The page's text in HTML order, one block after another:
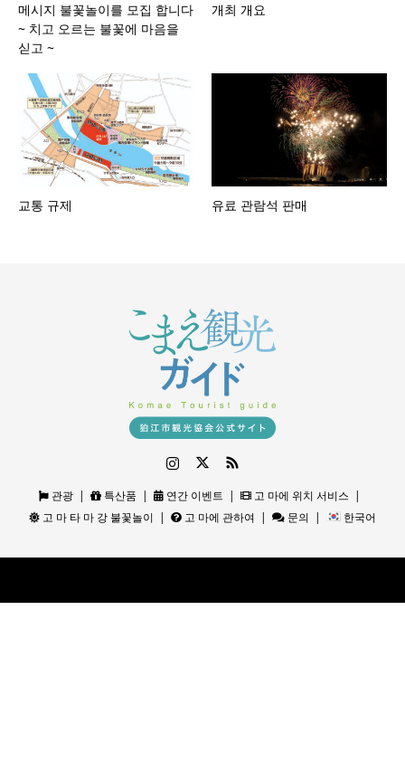
메시지 불꽃놀이를 모집 합니다
~ 치고 오르는 불꽃에 마음을
싣고 ~
개최 개요
교통 규제 유료 관람석 판매
관광 특산품 연간 이벤트
고 마에 위치 서비스
고 마 타 마 강 불꽃놀이
고 마에 관하여 문의 한국어